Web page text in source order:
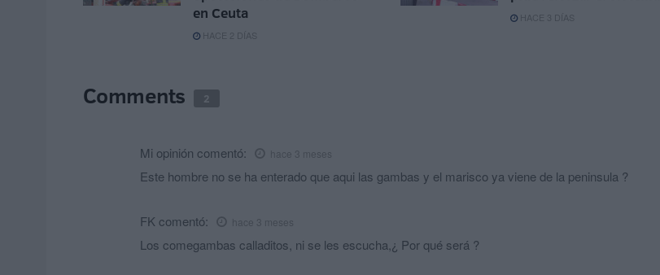
en Ceuta
HACE 2 DÍAS
HACE 3 DÍAS
Comments 2
Mi opinión comentó: hace 3 meses
Este hombre no se ha enterado que aqui las gambas y el marisco ya viene de la peninsula ?
FK comentó: hace 3 meses
Los comegambas calladitos, ni se les escucha,¿ Por qué será ?